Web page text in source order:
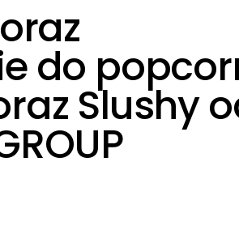
do
Slushy